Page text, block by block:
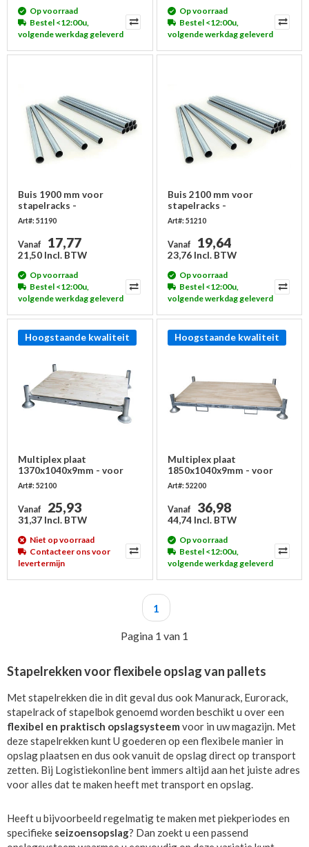
Op voorraad
Bestel <12:00u,
volgende werkdag geleverd
Op voorraad
Bestel <12:00u,
volgende werkdag geleverd
Buis 1900 mm voor
stapelracks -
gegalvaniseerd
Art#: 51190
Vanaf 17,77
21,50 Incl. BTW
Op voorraad
Bestel <12:00u,
volgende werkdag geleverd
Buis 2100 mm voor
stapelracks -
gegalvaniseerd
Art#: 51210
Vanaf 19,64
23,76 Incl. BTW
Op voorraad
Bestel <12:00u,
volgende werkdag geleverd
Hoogstaande kwaliteit
Multiplex plaat
1370x1040x9mm - voor
enkel stapelrek
Art#: 52100
Vanaf 25,93
31,37 Incl. BTW
Niet op voorraad
Contacteer ons voor
levertermijn
Hoogstaande kwaliteit
Multiplex plaat
1850x1040x9mm - voor
dubbel stapelrek
Art#: 52200
Vanaf 36,98
44,74 Incl. BTW
Op voorraad
Bestel <12:00u,
volgende werkdag geleverd
Pagina 1 van 1
1
Stapelrekken voor flexibele opslag van pallets
Met stapelrekken die in dit geval dus ook Manurack, Eurorack,
stapelrack of stapelbok genoemd worden beschikt u over een
flexibel en praktisch opslagsysteem voor in uw magazijn. Met
deze stapelrekken kunt U goederen op een flexibele manier in
opslag plaatsen en dus ook vanuit de opslag direct op transport
zetten. Bij Logistiekonline bent immers altijd aan het juiste adres
voor alles dat te maken heeft met transport en opslag.
Heeft u bijvoorbeeld regelmatig te maken met piekperiodes en
specifieke seizoensopslag? Dan zoekt u een passend